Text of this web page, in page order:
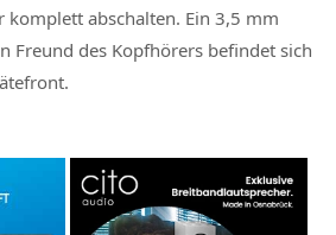
komplett abschalten. Ein 3,5 mm
Freund des Kopfhörers befindet sich